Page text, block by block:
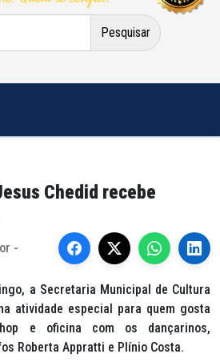
Chedid recebe
-
a Secretaria Municipal de Cultura
atividade especial para quem gosta
e oficina com os dançarinos,
Roberta Appratti e Plínio Costa.